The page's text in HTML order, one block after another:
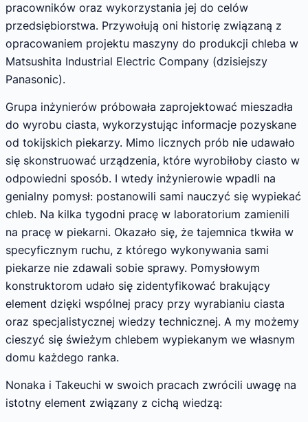
pracowników oraz wykorzystania jej do celów
przedsiębiorstwa. Przywołują oni historię związaną z
opracowaniem projektu maszyny do produkcji chleba w
Matsushita Industrial Electric Company (dzisiejszy
Panasonic).
Grupa inżynierów próbowała zaprojektować mieszadła
do wyrobu ciasta, wykorzystując informacje pozyskane
od tokijskich piekarzy. Mimo licznych prób nie udawało
się skonstruować urządzenia, które wyrobiłoby ciasto w
odpowiedni sposób. I wtedy inżynierowie wpadli na
genialny pomysł: postanowili sami nauczyć się wypiekać
chleb. Na kilka tygodni pracę w laboratorium zamienili
na pracę w piekarni. Okazało się, że tajemnica tkwiła w
specyficznym ruchu, z którego wykonywania sami
piekarze nie zdawali sobie sprawy. Pomysłowym
konstruktorom udało się zidentyfikować brakujący
element dzięki wspólnej pracy przy wyrabianiu ciasta
oraz specjalistycznej wiedzy technicznej. A my możemy
cieszyć się świeżym chlebem wypiekanym we własnym
domu każdego ranka.
Nonaka i Takeuchi w swoich pracach zwrócili uwagę na
istotny element związany z cichą wiedzą: